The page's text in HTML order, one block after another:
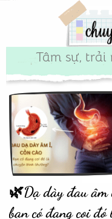
Tâm sự,
🌿Dạ dày đau
bạn có đang coi đó